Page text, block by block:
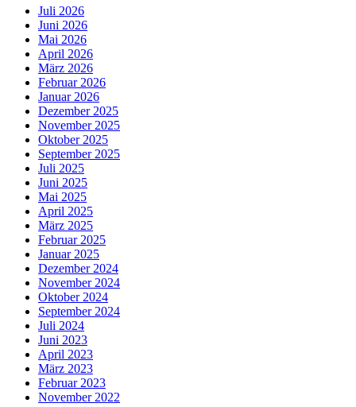
Juli 2026
Juni 2026
Mai 2026
April 2026
März 2026
Februar 2026
Januar 2026
Dezember 2025
November 2025
Oktober 2025
September 2025
Juli 2025
Juni 2025
Mai 2025
April 2025
März 2025
Februar 2025
Januar 2025
Dezember 2024
November 2024
Oktober 2024
September 2024
Juli 2024
Juni 2023
April 2023
März 2023
Februar 2023
November 2022